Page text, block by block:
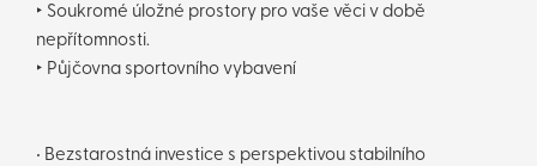
‣ Soukromé úložné prostory pro vaše věci v době
nepřítomnosti.
‣ Půjčovna sportovního vybavení
• Bezstarostná investice s perspektivou stabilního